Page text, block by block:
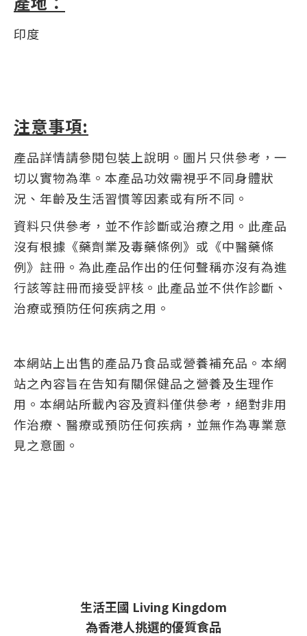
印度
注意事項:
產品詳情請參閱包裝上說明。圖片只供參考，一
切以實物為準。本產品功效需視乎不同身體狀
況、年齡及生活習慣等因素或有所不同。
資料只供參考，並不作診斷或治療之用。此產品
沒有根據《藥劑業及毒藥條例》或《中醫藥條
例》註冊。為此產品作出的任何聲稱亦沒有為進
行該等註冊而接受評核。此產品並不供作診斷、
治療或預防任何疾病之用。
本網站上出售的產品乃食品或營養補充品。本網
站之內容旨在告知有關保健品之營養及生理作
用。本網站所載內容及資料僅供參考，絕對非用
作治療、醫療或預防任何疾病，並無作為專業意
見之意圖。
生活王國 Living Kingdom
為香港人挑選的優質食品